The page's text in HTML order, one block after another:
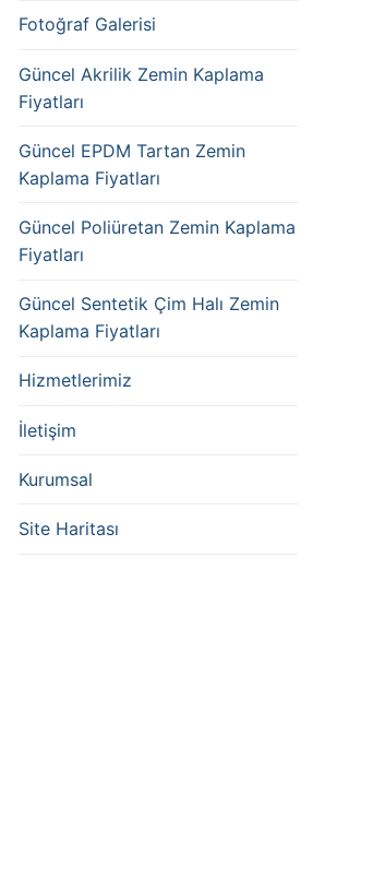
Fotoğraf Galerisi
Güncel Akrilik Zemin Kaplama
Fiyatları
Güncel EPDM Tartan Zemin
Kaplama Fiyatları
Güncel Poliüretan Zemin Kaplama
Fiyatları
Güncel Sentetik Çim Halı Zemin
Kaplama Fiyatları
Hizmetlerimiz
İletişim
Kurumsal
Site Haritası